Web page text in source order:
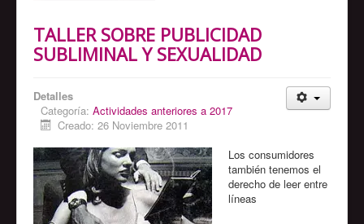
TALLER SOBRE PUBLICIDAD
SUBLIMINAL Y SEXUALIDAD
Detalles
Categoría: Actividades anteriores a 2017
Creado: 26 Noviembre 2011
Los consumidores
también tenemos el
derecho de leer entre
líneas